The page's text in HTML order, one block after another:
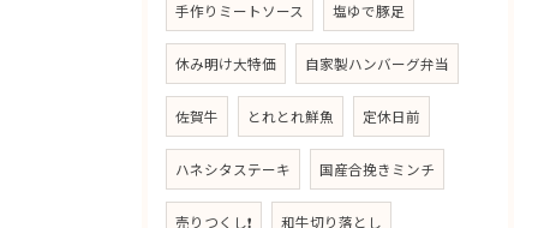
手作りミートソース 塩ゆで豚足
休み明け大特価 自家製ハンバーグ弁当
佐賀牛 とれとれ鮮魚 定休日前
ハネシタステーキ 国産合挽きミンチ
売りつくし❗ 和牛切り落とし